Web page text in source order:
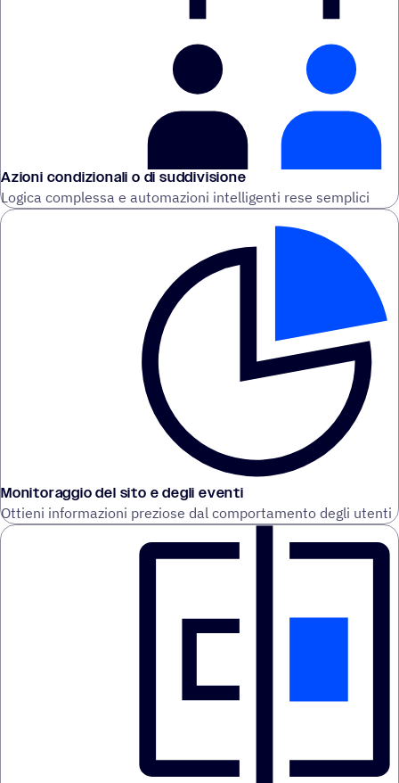
Azioni condizionali o di suddivisione
Logica complessa e automazioni intelligenti rese semplici
Monitoraggio del sito e degli eventi
Ottieni informazioni preziose dal comportamento degli utenti